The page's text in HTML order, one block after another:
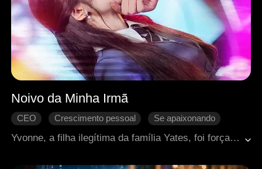
Noivo da Minha Irmã
CEO Crescimento pessoal
Se apaixonando
Romance moderno
Yvonne, a filha ilegítima da família Yates, foi forçada a terminar com o namorado e ter um filho com Trevor, noivo de sua irmã Scarlett, para que ele pudesse doar medula óssea para salvar a vida de Scarlett, que estava com leucemia. Embora a relação entre Yvonne e Trevor fosse fria no começo, o tempo juntos fez com que sentimentos complexos surgissem entre eles. O amor deles, marcado pela paixão e dilemas éticos, se torna cada vez mais complicado, e agora eles enfrentam um futuro incerto, repleto de desafios e conflitos.